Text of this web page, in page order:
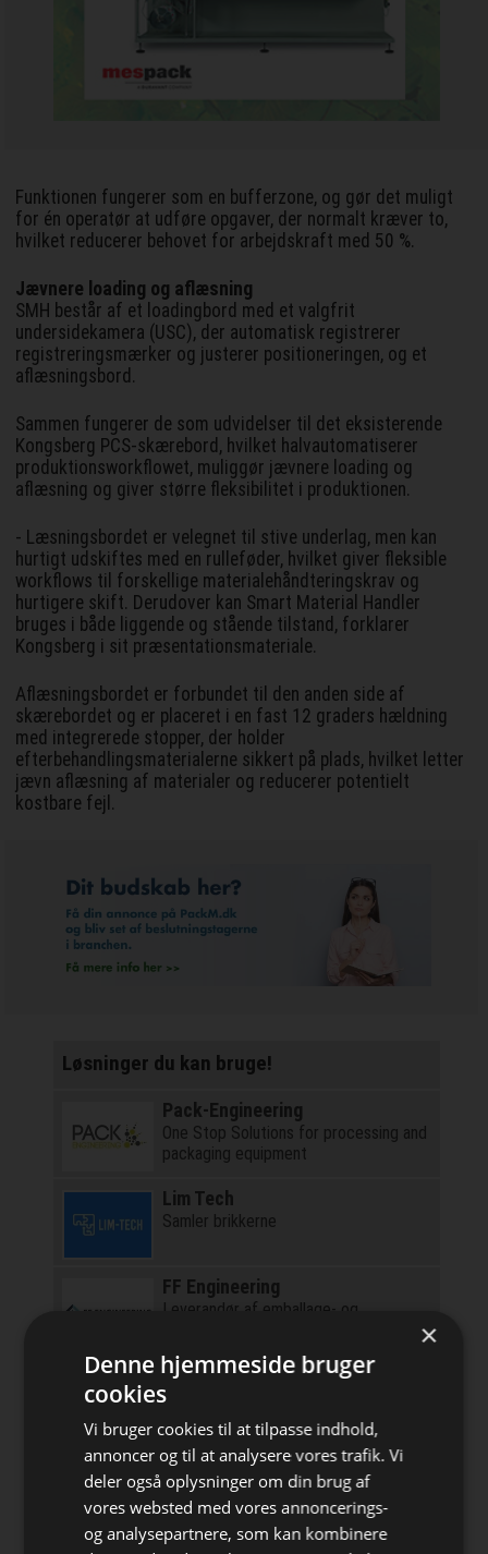
Funktionen fungerer som en bufferzone, og gør det muligt
for én operatør at udføre opgaver, der normalt kræver to,
hvilket reducerer behovet for arbejdskraft med 50 %.
Jævnere loading og aflæsning
SMH består af et loadingbord med et valgfrit
undersidekamera (USC), der automatisk registrerer
registreringsmærker og justerer positioneringen, og et
aflæsningsbord.
Sammen fungerer de som udvidelser til det eksisterende
Kongsberg PCS-skærebord, hvilket halvautomatiserer
produktionsworkflowet, muliggør jævnere loading og
aflæsning og giver større fleksibilitet i produktionen.
- Læsningsbordet er velegnet til stive underlag, men kan
hurtigt udskiftes med en rulleføder, hvilket giver fleksible
workflows til forskellige materialehåndteringskrav og
hurtigere skift. Derudover kan Smart Material Handler
bruges i både liggende og stående tilstand, forklarer
Kongsberg i sit præsentationsmateriale.
Aflæsningsbordet er forbundet til den anden side af
skærebordet og er placeret i en fast 12 graders hældning
med integrerede stopper, der holder
efterbehandlingsmaterialerne sikkert på plads, hvilket letter
jævn aflæsning af materialer og reducerer potentielt
kostbare fejl.
Løsninger du kan bruge!
Pack-Engineering
One Stop Solutions for processing and
packaging equipment
Lim Tech
Samler brikkerne
FF Engineering
Leverandør af emballage- og
FoodTech
Nordens førende destina- tion for
fødevareteknologi
Få navn og logo her!
Denne annonce vises over 20.000
gange årligt
×
Denne hjemmeside bruger
cookies
Vi bruger cookies til at tilpasse indhold,
annoncer og til at analysere vores trafik. Vi
deler også oplysninger om din brug af
vores websted med vores annoncerings-
og analysepartnere, som kan kombinere